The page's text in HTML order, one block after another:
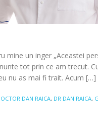
mine un inger „Aceastei
tot prin ce am trecut.
nu as mai fi trait. Acum […]
DAN RAICA, DR DAN RAICA,